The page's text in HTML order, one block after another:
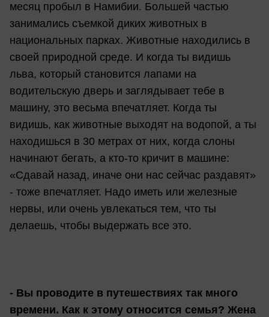
месяц пробыл в Намибии. Большей частью
занимались съемкой диких животных в
национальных парках. Животные находились в
своей природной среде. И когда ты видишь
льва, который становится лапами на
водительскую дверь и заглядывает тебе в
машину, это весьма впечатляет. Когда ты
видишь, как животные выходят на водопой, а ты
находишься в 30 метрах от них, когда слоны
начинают бегать, а кто-то кричит в машине:
«Сдавай назад, иначе они нас сейчас раздавят»
- тоже впечатляет. Надо иметь или железные
нервы, или очень увлекаться тем, что ты
делаешь, чтобы выдержать все это.
- Вы проводите в путешествиях так много
времени. Как к этому относится семья? Жена